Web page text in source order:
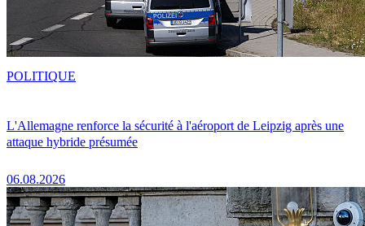
L'Allemagne renforce la sécurité à l'aéroport de Leipzig après une
attaque hybride présumée
06.08.2026
POLITIQUE